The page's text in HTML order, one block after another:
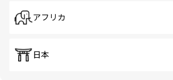
アフリカ
日本